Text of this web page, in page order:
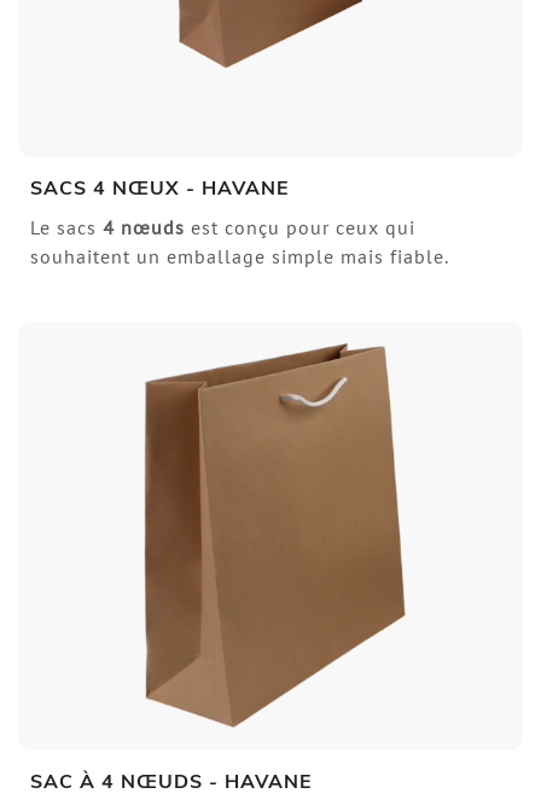
SACS 4 NŒUX - HAVANE
Le sacs 4 nœuds est conçu pour ceux qui
souhaitent un emballage simple mais fiable.
SAC À 4 NŒUDS - HAVANE